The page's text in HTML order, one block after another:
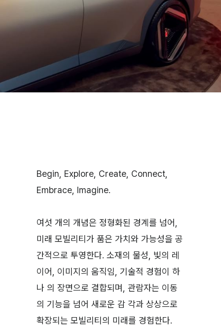
Begin, Explore, Create, Connect,
Embrace, Imagine.
여섯 개의 개념은 정형화된 경계를 넘어,
미래 모빌리티가 품은 가치와 가능성을 공
간적으로 투영한다. 소재의 물성, 빛의 레
이어, 이미지의 움직임, 기술적 경험이 하
나 의 장면으로 결합되며, 관람자는 이동
의 기능을 넘어 새로운 감 각과 상상으로
확장되는 모빌리티의 미래를 경험한다.